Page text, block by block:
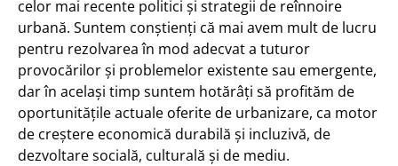
celor mai recente politici și strategii de reînnoire
urbană. Suntem conștienți că mai avem mult de lucru
pentru rezolvarea în mod adecvat a tuturor
provocărilor și problemelor existente sau emergente,
dar în același timp suntem hotărâți să profităm de
oportunitățile actuale oferite de urbanizare, ca motor
de creștere economică durabilă și incluzivă, de
dezvoltare socială, culturală și de mediu.